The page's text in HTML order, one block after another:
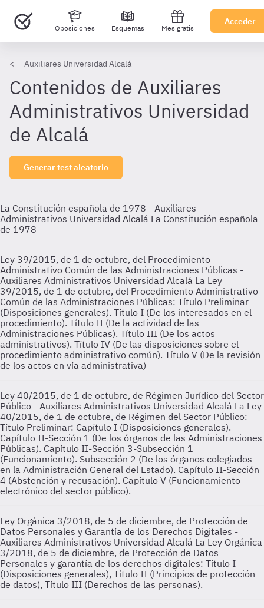
Oposiciones Esquemas Mes gratis
Acceder
Auxiliares Universidad Alcalá
Contenidos de Auxiliares
Administrativos Universidad
de Alcalá
Generar test aleatorio
La Constitución española de 1978 - Auxiliares
Administrativos Universidad Alcalá La Constitución española
de 1978
Ley 39/2015, de 1 de octubre, del Procedimiento
Administrativo Común de las Administraciones Públicas -
Auxiliares Administrativos Universidad Alcalá La Ley
39/2015, de 1 de octubre, del Procedimiento Administrativo
Común de las Administraciones Públicas: Título Preliminar
(Disposiciones generales). Título I (De los interesados en el
procedimiento). Título II (De la actividad de las
Administraciones Públicas). Título III (De los actos
administrativos). Título IV (De las disposiciones sobre el
procedimiento administrativo común). Título V (De la revisión
de los actos en vía administrativa)
Ley 40/2015, de 1 de octubre, de Régimen Jurídico del Sector
Público - Auxiliares Administrativos Universidad Alcalá La Ley
40/2015, de 1 de octubre, de Régimen del Sector Público:
Título Preliminar: Capítulo I (Disposiciones generales).
Capítulo II-Sección 1 (De los órganos de las Administraciones
Públicas). Capítulo II-Sección 3-Subsección 1
(Funcionamiento). Subsección 2 (De los órganos colegiados
en la Administración General del Estado). Capítulo II-Sección
4 (Abstención y recusación). Capítulo V (Funcionamiento
electrónico del sector público).
Ley Orgánica 3/2018, de 5 de diciembre, de Protección de
Datos Personales y Garantía de los Derechos Digitales -
Auxiliares Administrativos Universidad Alcalá La Ley Orgánica
3/2018, de 5 de diciembre, de Protección de Datos
Personales y garantía de los derechos digitales: Título I
(Disposiciones generales), Título II (Principios de protección
de datos), Título III (Derechos de las personas).